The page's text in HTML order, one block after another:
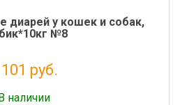
диарей у кошек и собак,
№8
руб.
наличии